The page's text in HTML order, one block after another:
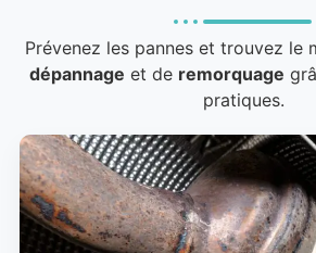
Prévenez les pannes et trouvez le
dépannage et de remorquage
pratiques.